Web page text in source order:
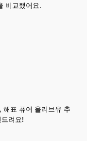
비교했어요.
해표 퓨어 올리브유 추
려요!